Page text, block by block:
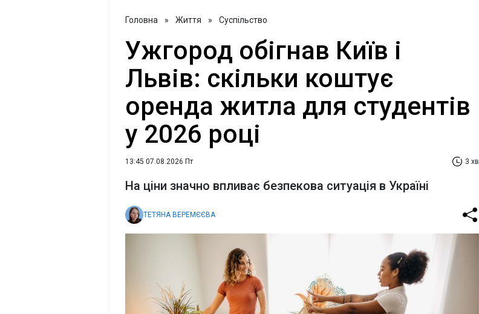
Головна » Життя » Суспільство
Ужгород обігнав Київ і
Львів: скільки коштує
оренда житла для студентів
у 2026 році
13:45 07.08.2026 Пт 3 хв
На ціни значно впливає безпекова ситуація в Україні
ТЕТЯНА ВЕРЕМЄЄВА